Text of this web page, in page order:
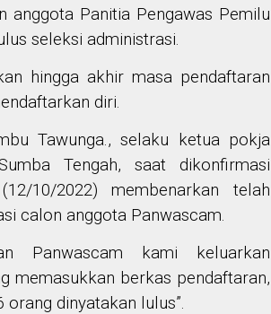
anggota Panitia Pengawas Pemilu
seleksi administrasi.
hingga akhir masa pendaftaran
diri.
Tawunga., selaku ketua pokja
Tengah, saat dikonfirmasi
10/2022) membenarkan telah
calon anggota Panwascam.
Panwascam kami keluarkan
memasukkan berkas pendaftaran,
dinyatakan lulus”.